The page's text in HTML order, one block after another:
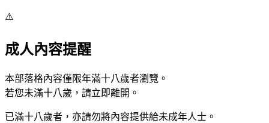
⚠️
成人內容提醒
本部落格內容僅限年滿十八歲者瀏覽。
若您未滿十八歲，請立即離開。
已滿十八歲者，亦請勿將內容提供給未成年人士。